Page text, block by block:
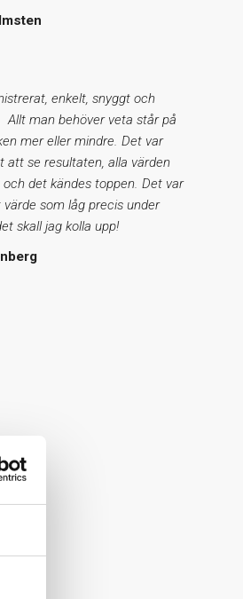
enkelt, snyggt och
Allt man behöver veta står på
mer eller mindre. Det var
att se resultaten, alla värden
det kändes toppen. Det var
som låg precis under
skall jag kolla upp!